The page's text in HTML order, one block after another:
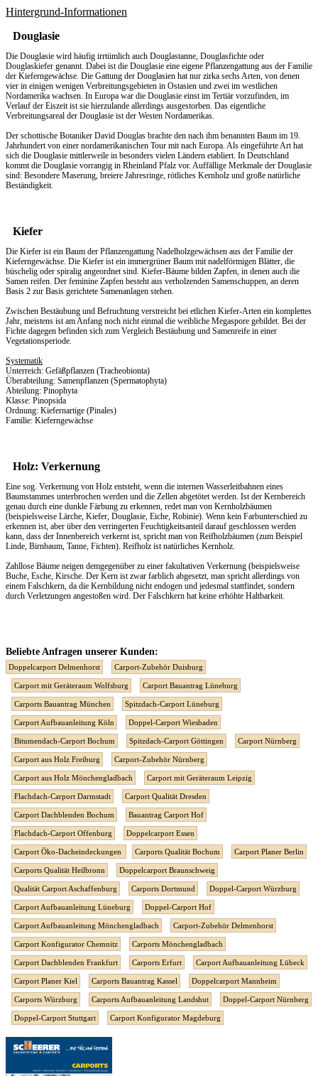
Hintergrund-Informationen
Douglasie
Die Douglasie wird häufig irrtümlich auch Douglastanne, Douglasfichte oder
Douglaskiefer genannt. Dabei ist die Douglasie eine eigene Pflanzengattung aus der Familie
der Kieferngewächse. Die Gattung der Douglasien hat nur zirka sechs Arten, von denen
vier in einigen wenigen Verbreitungsgebieten in Ostasien und zwei im westlichen
Nordamerika wachsen. In Europa war die Douglasie einst im Tertiär vorzufinden, im
Verlauf der Eiszeit ist sie hierzulande allerdings ausgestorben. Das eigentliche
Verbreitungsareal der Douglasie ist der Westen Nordamerikas.
Der schottische Botaniker David Douglas brachte den nach ihm benannten Baum im 19.
Jahrhundert von einer nordamerikanischen Tour mit nach Europa. Als eingeführte Art hat
sich die Douglasie mittlerweile in besonders vielen Ländern etabliert. In Deutschland
kommt die Douglasie vorrangig in Rheinland Pfalz vor. Auffällige Merkmale der Douglasie
sind: Besondere Maserung, breiere Jahresringe, rötliches Kernholz und große natürliche
Beständigkeit.
Kiefer
Die Kiefer ist ein Baum der Pflanzengattung Nadelholzgewächsen aus der Familie der
Kieferngewächse. Die Kiefer ist ein immergrüner Baum mit nadelförmigen Blätter, die
büschelig oder spiralig angeordnet sind. Kiefer-Bäume bilden Zapfen, in denen auch die
Samen reifen. Der feminine Zapfen besteht aus verholzenden Samenschuppen, an deren
Basis 2 zur Basis gerichtete Samenanlagen stehen.
Zwischen Bestäubung und Befruchtung verstreicht bei etlichen Kiefer-Arten ein komplettes
Jahr, meistens ist am Anfang noch nicht einmal die weibliche Megaspore gebildet. Bei der
Fichte dagegen befinden sich zum Vergleich Bestäubung und Samenreife in einer
Vegetationsperiode.
Systematik
Unterreich: Gefäßpflanzen (Tracheobionta)
Überabteilung: Samenpflanzen (Spermatophyta)
Abteilung: Pinophyta
Klasse: Pinopsida
Ordnung: Kiefernartige (Pinales)
Familie: Kieferngewächse
Holz: Verkernung
Eine sog. Verkernung von Holz entsteht, wenn die internen Wasserleitbahnen eines
Baumstammes unterbrochen werden und die Zellen abgetötet werden. Ist der Kernbereich
genau durch eine dunkle Färbung zu erkennen, redet man von Kernholzbäumen
(beispielsweise Lärche, Kiefer, Douglasie, Eiche, Robinie). Wenn kein Farbunterschied zu
erkennen ist, aber über den verringerten Feuchtigkeitsanteil darauf geschlossen werden
kann, dass der Innenbereich verkernt ist, spricht man von Reifholzbäumen (zum Beispiel
Linde, Birnbaum, Tanne, Fichten). Reifholz ist natürliches Kernholz.
Zahllose Bäume neigen demgegenüber zu einer fakultativen Verkernung (beispielsweise
Buche, Esche, Kirsche. Der Kern ist zwar farblich abgesetzt, man spricht allerdings von
einem Falschkern, da die Kernbildung nicht endogen und jedesmal stattfindet, sondern
durch Verletzungen angestoßen wird. Der Falschkern hat keine erhöhte Haltbarkeit.
Beliebte Anfragen unserer Kunden:
Doppelcarport Delmenhorst Carport-Zubehör Duisburg
Carport mit Geräteraum Wolfsburg Carport Bauantrag Lüneburg
Carports Bauantrag München Spitzdach-Carport Lüneburg
Carport Aufbauanleitung Köln Doppel-Carport Wiesbaden
Bitumendach-Carport Bochum Spitzdach-Carport Göttingen Carport Nürnberg
Carport aus Holz Freiburg Carport-Zubehör Nürnberg
Carport aus Holz Mönchengladbach Carport mit Geräteraum Leipzig
Flachdach-Carport Darmstadt Carport Qualität Dresden
Carport Dachblenden Bochum Bauantrag Carport Hof
Flachdach-Carport Offenburg Doppelcarport Essen
Carport Öko-Dacheindeckungen Carports Qualität Bochum Carport Planer Berlin
Carports Qualität Heilbronn Doppelcarport Braunschweig
Qualität Carport Aschaffenburg Carports Dortmund Doppel-Carport Würzburg
Carport Aufbauanleitung Lüneburg Doppel-Carport Hof
Carport Aufbauanleitung Mönchengladbach Carport-Zubehör Delmenhorst
Carport Konfigurator Chemnitz Carports Mönchengladbach
Carport Dachblenden Frankfurt Carports Erfurt Carport Aufbauanleitung Lübeck
Carport Planer Kiel Carports Bauantrag Kassel Doppelcarport Mannheim
Carports Würzburg Carports Aufbauanleitung Landshut Doppel-Carport Nürnberg
Doppel-Carport Stuttgart Carport Konfigurator Magdeburg